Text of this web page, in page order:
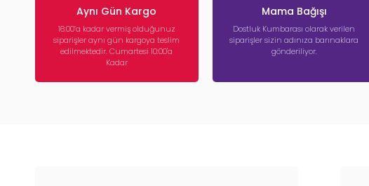
Aynı Gün Kargo
16:00’a kadar vermiş olduğunuz
siparişler aynı gün kargoya teslim
edilmektedir. Cumartesi 10:00'a
Kadar
Mama Bağışı
Dostluk Kumbarası olarak verilen
siparişler sizin adınıza barınaklara
gönderiliyor.